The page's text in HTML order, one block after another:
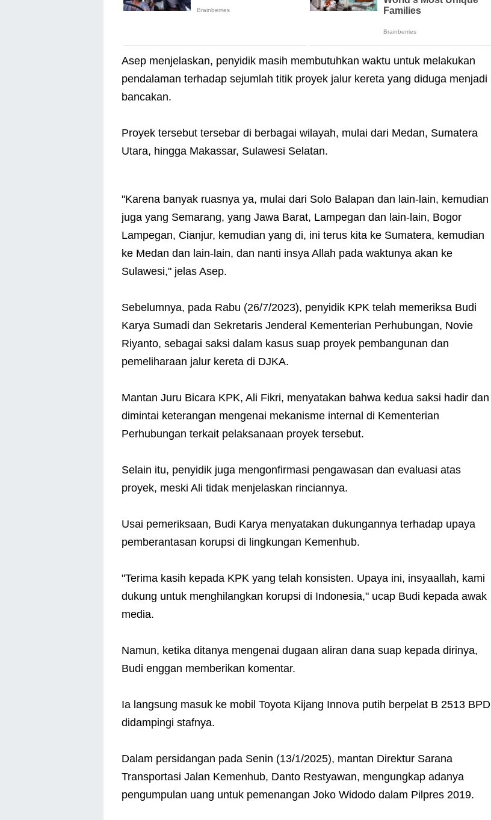
Asep menjelaskan, penyidik masih membutuhkan waktu untuk melakukan
pendalaman terhadap sejumlah titik proyek jalur kereta yang diduga menjadi
bancakan.
Proyek tersebut tersebar di berbagai wilayah, mulai dari Medan, Sumatera
Utara, hingga Makassar, Sulawesi Selatan.
"Karena banyak ruasnya ya, mulai dari Solo Balapan dan lain-lain, kemudian
juga yang Semarang, yang Jawa Barat, Lampegan dan lain-lain, Bogor
Lampegan, Cianjur, kemudian yang di, ini terus kita ke Sumatera, kemudian
ke Medan dan lain-lain, dan nanti insya Allah pada waktunya akan ke
Sulawesi," jelas Asep.
Sebelumnya, pada Rabu (26/7/2023), penyidik KPK telah memeriksa Budi
Karya Sumadi dan Sekretaris Jenderal Kementerian Perhubungan, Novie
Riyanto, sebagai saksi dalam kasus suap proyek pembangunan dan
pemeliharaan jalur kereta di DJKA.
Mantan Juru Bicara KPK, Ali Fikri, menyatakan bahwa kedua saksi hadir dan
dimintai keterangan mengenai mekanisme internal di Kementerian
Perhubungan terkait pelaksanaan proyek tersebut.
Selain itu, penyidik juga mengonfirmasi pengawasan dan evaluasi atas
proyek, meski Ali tidak menjelaskan rinciannya.
Usai pemeriksaan, Budi Karya menyatakan dukungannya terhadap upaya
pemberantasan korupsi di lingkungan Kemenhub.
"Terima kasih kepada KPK yang telah konsisten. Upaya ini, insyaallah, kami
dukung untuk menghilangkan korupsi di Indonesia," ucap Budi kepada awak
media.
Namun, ketika ditanya mengenai dugaan aliran dana suap kepada dirinya,
Budi enggan memberikan komentar.
Ia langsung masuk ke mobil Toyota Kijang Innova putih berpelat B 2513 BPD
didampingi stafnya.
Dalam persidangan pada Senin (13/1/2025), mantan Direktur Sarana
Transportasi Jalan Kemenhub, Danto Restyawan, mengungkap adanya
pengumpulan uang untuk pemenangan Joko Widodo dalam Pilpres 2019.